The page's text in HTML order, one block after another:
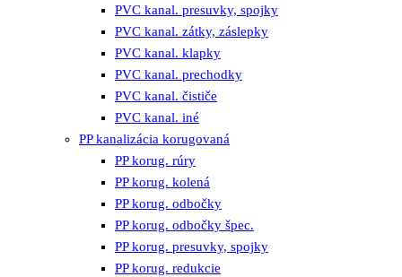
PVC kanal. presuvky, spojky
PVC kanal. zátky, záslepky
PVC kanal. klapky
PVC kanal. prechodky
PVC kanal. čističe
PVC kanal. iné
PP kanalizácia korugovaná
PP korug. rúry
PP korug. kolená
PP korug. odbočky
PP korug. odbočky špec.
PP korug. presuvky, spojky
PP korug. redukcie